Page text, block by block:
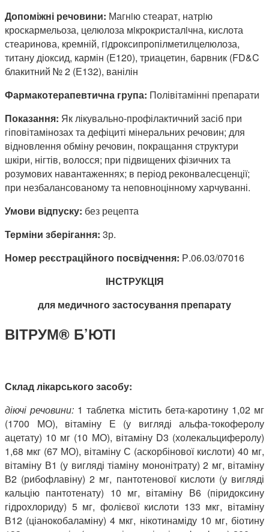
Допоміжні речовини: Магнiю стеарат, натрiю
кроскармельоза, целюлоза мiкрокристалiчна, кислота
стеаринова, кремній, гiдроксипропілметилцелюлоза,
титану діоксид, кармін (Е120), триацетин, барвник (FD&C
блакитний № 2 (Е132), ванілін
Фармакотерапевтична група: Полівітамінні препарати
Показання: Як лікувально-профілактичний засіб при
гіповітамінозах та дефіциті мінеральних речовин; для
відновлення обміну речовин, покращання структури
шкіри, нігтів, волосся; при підвищених фізичних та
розумових навантаженнях; в період реконвалесценції;
при незбалансованому та неповноцінному харчуванні.
Умови відпуску: без рецепта
Терміни зберігання: 3р.
Номер реєстраційного посвідчення: Р.06.03/07016
IНСТРУКЦIЯ
для медичного застосування препарату
ВІТРУМ® Б’ЮТІ
Склад лікарського засобу:
діючі речовини: 1 таблетка містить бета-каротину 1,02 мг
(1700 МО), вітаміну Е (у вигляді альфа-токоферолу
ацетату) 10 мг (10 МО), вітаміну D3 (холекальциферолу)
1,68 мкг (67 МО), вітаміну С (аскорбінової кислоти) 40 мг,
вітаміну В1 (у вигляді тіаміну мононітрату) 2 мг, вітаміну
В2 (рибофлавіну) 2 мг, пантотенової кислоти (у вигляді
кальцію пантотенату) 10 мг, вітаміну В6 (піридоксину
гідрохлориду) 5 мг, фолієвої кислоти 133 мкг, вітаміну
В12 (ціанокобаламіну) 4 мкг, нікотинаміду 10 мг, біотину